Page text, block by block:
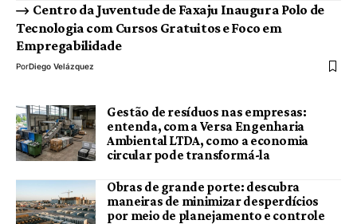
Centro da Juventude de Faxaju Inaugura Polo de
Tecnologia com Cursos Gratuitos e Foco em
Empregabilidade
PorDiego Velázquez
Gestão de resíduos nas empresas:
entenda, com a Versa Engenharia
Ambiental LTDA, como a economia
circular pode transformá-la
Obras de grande porte: descubra
maneiras de minimizar desperdícios
por meio de planejamento e controle